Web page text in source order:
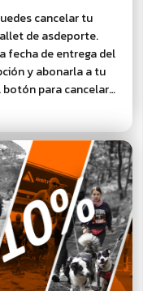
cancelar tu
de asdeporte.
fecha de entrega del
y abonarla a tu
botón para cancelar